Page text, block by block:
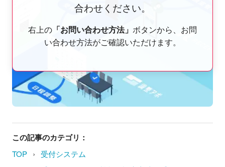
合わせください。
右上の 「お問い合わせ方法」 ボタンから、お問
い合わせ方法がご確認いただけます。
この記事のカテゴリ：
TOP ›
受付システム